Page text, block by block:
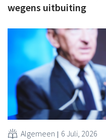
wegens uitbuiting
Algemeen 6 Juli, 2026